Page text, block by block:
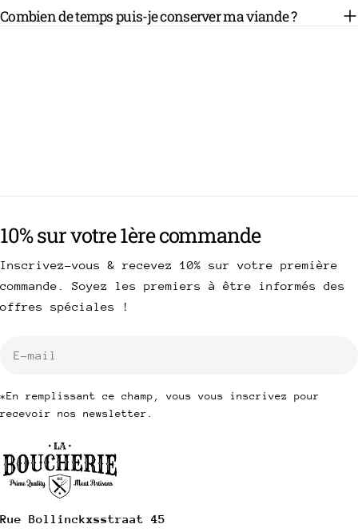
Combien de temps puis-je conserver ma viande ?
Rue Bollinckxsstraat 45
10% sur votre 1ère commande
Inscrivez-vous & recevez 10% sur votre première
commande. Soyez les premiers à être informés des
offres spéciales !
*En remplissant ce champ, vous vous inscrivez pour
recevoir nos newsletter.